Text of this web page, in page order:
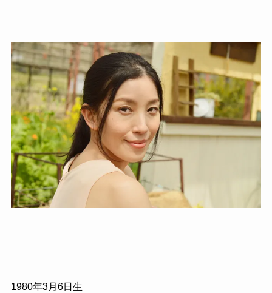
1980年3月6日生